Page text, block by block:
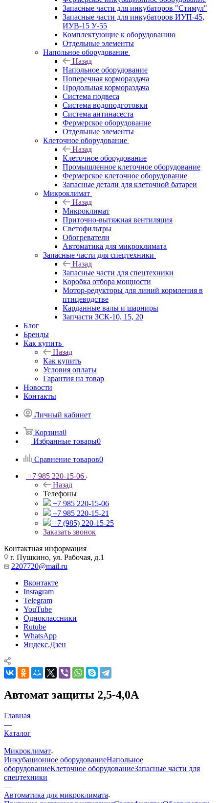
Запасные части для инкубаторов "Стимул"
Запасные части для инкубаторов ИУП-45,
ИУВ-15 У-55
Комплектующие к оборудованию
Отдельные элементы
Напольное оборудование
Назад
Напольное оборудование
Поперечная кормораздача
Продольная кормораздача
Система подвеса
Система водоподготовки
Система антинасеста
Фермерское оборудование
Отдельные элементы
Клеточное оборудование
Назад
Клеточное оборудование
Промышленное клеточное оборудование
Фермерское клеточное оборудование
Запасные детали для клеточной батареи
Микроклимат
Назад
Микроклимат
Приточно-вытяжная вентиляция
Светофильтры
Обогреватели
Автоматика для микроклимата
Запасные части для спецтехники
Назад
Запасные части для спецтехники
Коробка отбора мощности
Мотор-редукторы для линий кормления в
птицеводстве
Карданные валы и шарниры
Запчасти ЗСК-10, 15, 20
Блог
Бренды
Как купить
Назад
Как купить
Условия оплаты
Гарантия на товар
Новости
Контакты
Личный кабинет
Корзина0
Избранные товары0
Сравнение товаров0
+7 985 220-15-06
Назад
Телефоны
+7 985 220-15-06
+7 985 220-15-21
+7 (985) 220-15-25
Заказать звонок
Контактная информация
г. Пушкино, ул. Рабочая, д.1
2207720@mail.ru
Вконтакте
Instagram
Telegram
YouTube
Одноклассники
Rutube
WhatsApp
Яндекс.Дзен
Автомат защиты 2,5-4,0А
Главная
—
Каталог
—
Микроклимат
Инкубационное оборудованиеНапольное
оборудованиеКлеточное оборудованиеЗапасные части для
спецтехники
—
Автоматика для микроклимата